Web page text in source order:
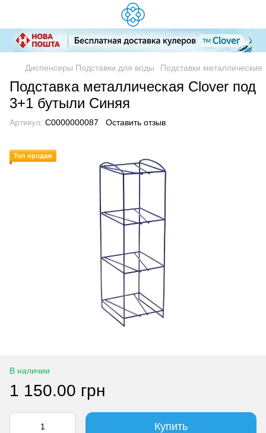
Диспенсеры Подставки для воды Подставки металлические
Подставка металлическая Clover под
3+1 бутыли Синяя
Артикул: C0000000087 Оставить отзыв
Топ продаж
В наличии
1 150.00 грн
Купить